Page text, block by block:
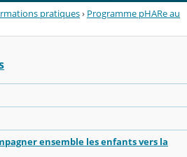
pratiques› Programme pHARe au
ensemble les enfants vers la